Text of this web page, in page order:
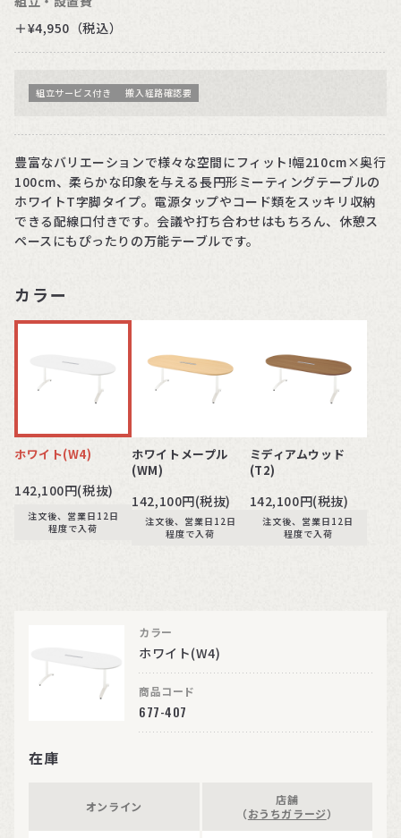
＋¥4,950（税込）
組立サービス付き 搬入経路確認要
豊富なバリエーションで様々な空間にフィット!幅210cm×奥行
100cm、柔らかな印象を与える長円形ミーティングテーブルの
ホワイトT字脚タイプ。電源タップやコード類をスッキリ収納
できる配線口付きです。会議や打ち合わせはもちろん、休憩ス
ペースにもぴったりの万能テーブルです。
カラー
ホワイト(W4)
142,100円(税抜)
注文後、営業日12日
程度で入荷
ホワイトメープル
(WM)
142,100円(税抜)
注文後、営業日12日
程度で入荷
ミディアムウッド
(T2)
142,100円(税抜)
注文後、営業日12日
程度で入荷
カラー
ホワイト(W4)
商品コード
677-407
在庫
オンライン
店舗
（おうちガラージ）